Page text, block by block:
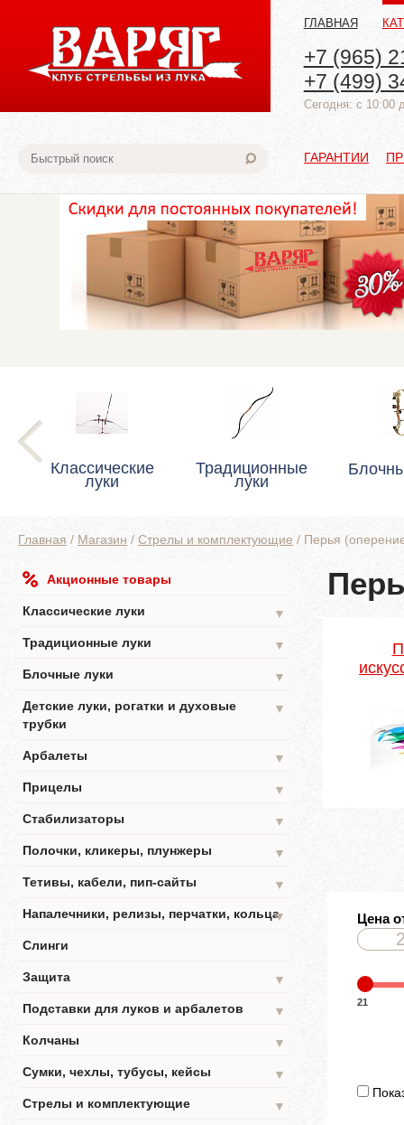
ГЛАВНАЯ
+7 (965)
+7 (499)
Cегодня: с 10:00
ГАРАНТИИ
Классические
луки
Традиционные
луки
Главная / Магазин / Стрелы и комплектующие / Перья
Акционные товары
Классические луки
▼
Традиционные луки
▼
Блочные луки
▼
Детские луки, рогатки и духовые
трубки
▼
Арбалеты
▼
Прицелы
▼
Стабилизаторы
▼
Полочки, кликеры, плунжеры
▼
Тетивы, кабели, пип-сайты
▼
Напалечники, релизы, перчатки, кольца▼
Слинги
Защита
▼
Подставки для луков и арбалетов
▼
Колчаны
▼
Сумки, чехлы, тубусы, кейсы
▼
Стрелы и комплектующие
▼
Цена
21